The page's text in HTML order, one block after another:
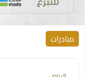
مبادرات